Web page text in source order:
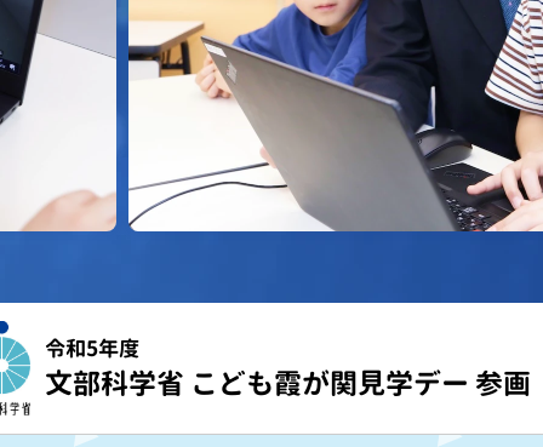
令和5年度
文部科学省 こども霞が関見学デー 参画